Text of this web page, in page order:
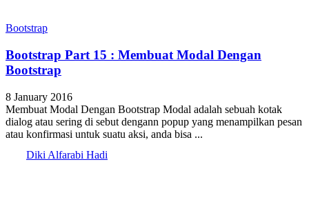
Bootstrap
Bootstrap Part 15 : Membuat Modal Dengan
Bootstrap
8 January 2016
Membuat Modal Dengan Bootstrap Modal adalah sebuah kotak
dialog atau sering di sebut dengann popup yang menampilkan pesan
atau konfirmasi untuk suatu aksi, anda bisa ...
Diki Alfarabi Hadi